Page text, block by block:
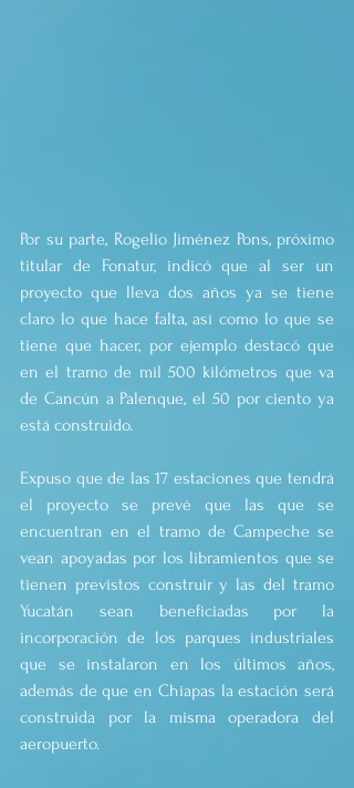
Por su parte, Rogelio Jiménez Pons, próximo
titular de Fonatur, indicó que al ser un
proyecto que lleva dos años ya se tiene
claro lo que hace falta, así como lo que se
tiene que hacer, por ejemplo destacó que
en el tramo de mil 500 kilómetros que va
de Cancún a Palenque, el 50 por ciento ya
está construido.
Expuso que de las 17 estaciones que tendrá
el proyecto se prevé que las que se
encuentran en el tramo de Campeche se
vean apoyadas por los libramientos que se
tienen previstos construir y las del tramo
Yucatán sean beneficiadas por la
incorporación de los parques industriales
que se instalaron en los últimos años,
además de que en Chiapas la estación será
construida por la misma operadora del
aeropuerto.